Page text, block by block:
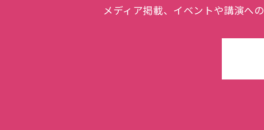
メディア掲載、イベントや講演へ